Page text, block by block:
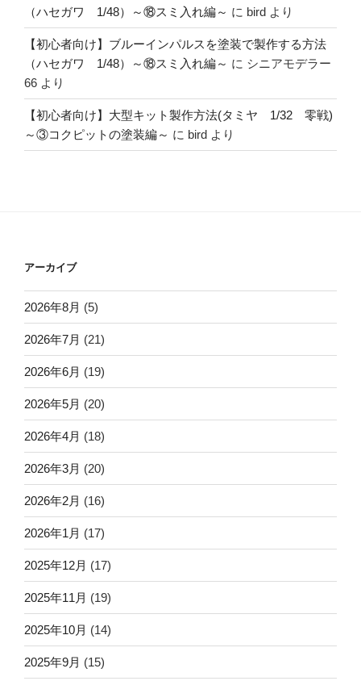
（ハセガワ 1/48）～⑱スミ入れ編～ に bird より
【初心者向け】ブルーインパルスを塗装で製作する方法
（ハセガワ 1/48）～⑱スミ入れ編～ に シニアモデラー
66 より
【初心者向け】大型キット製作方法(タミヤ 1/32 零戦)
～③コクピットの塗装編～ に bird より
アーカイブ
2026年8月 (5)
2026年7月 (21)
2026年6月 (19)
2026年5月 (20)
2026年4月 (18)
2026年3月 (20)
2026年2月 (16)
2026年1月 (17)
2025年12月 (17)
2025年11月 (19)
2025年10月 (14)
2025年9月 (15)